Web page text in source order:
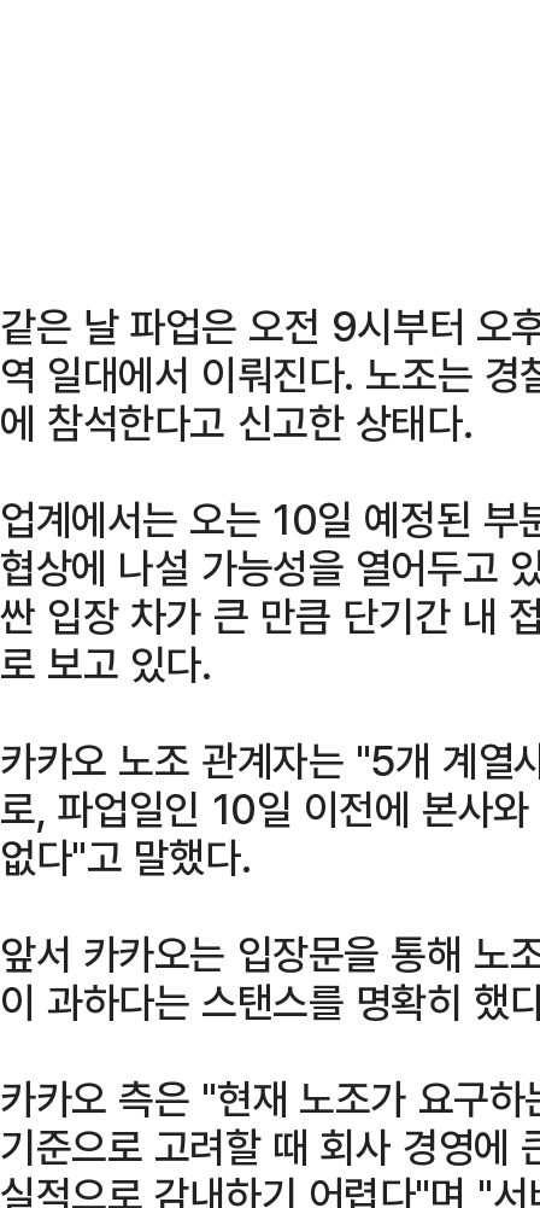
같은 날 파업은 오전 9시부터 오
역 일대에서 이뤄진다. 노조는
에 참석한다고 신고한 상태다.
업계에서는 오는 10일 예정된 부
협상에 나설 가능성을 열어두고
싼 입장 차가 큰 만큼 단기간 내
로 보고 있다.
카카오 노조 관계자는 "5개 계열
로, 파업일인 10일 이전에 본사
없다"고 말했다.
앞서 카카오는 입장문을 통해 노
이 과하다는 스탠스를 명확히 했
카카오 측은 "현재 노조가 요구
기준으로 고려할 때 회사 경영에
실적으로 감내하기 어렵다"며 "